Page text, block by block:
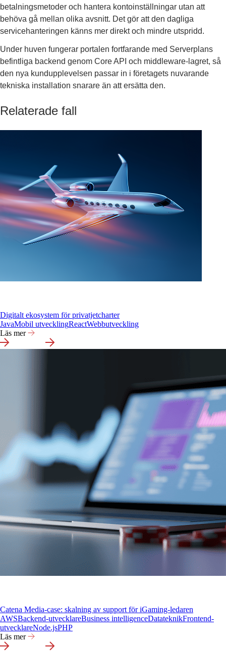
betalningsmetoder och hantera kontoinställningar utan att
behöva gå mellan olika avsnitt. Det gör att den dagliga
servicehanteringen känns mer direkt och mindre utspridd.
Under huven fungerar portalen fortfarande med Serverplans
befintliga backend genom Core API och middleware-lagret, så
den nya kundupplevelsen passar in i företagets nuvarande
tekniska installation snarare än att ersätta den.
Relaterade fall
Digitalt ekosystem för privatjetcharter
JavaMobil utvecklingReactWebbutveckling
Läs mer
Catena Media-case: skalning av support för iGaming-ledaren
AWSBackend-utvecklareBusiness intelligenceDatateknikFrontend-
utvecklareNode.jsPHP
Läs mer